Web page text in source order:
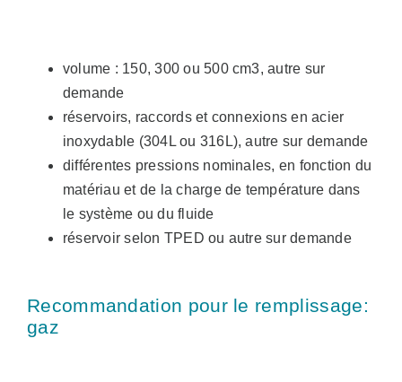
volume : 150, 300 ou 500 cm3, autre sur
demande
réservoirs, raccords et connexions en acier
inoxydable (304L ou 316L), autre sur demande
différentes pressions nominales, en fonction du
matériau et de la charge de température dans
le système ou du fluide
réservoir selon TPED ou autre sur demande
Recommandation pour le remplissage:
gaz